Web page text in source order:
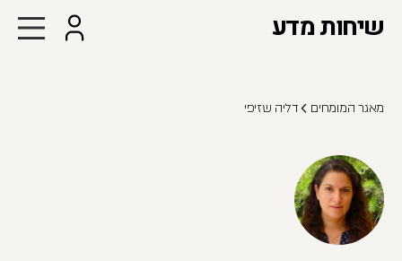
שיחות מדע
מאגר המומחים דליה שזיפי